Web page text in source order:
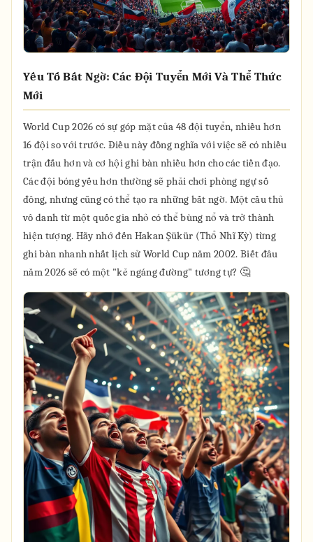
Yếu Tố Bất Ngờ: Các Đội Tuyển Mới Và Thể Thức
Mới
World Cup 2026 có sự góp mặt của 48 đội tuyển, nhiều hơn
16 đội so với trước. Điều này đồng nghĩa với việc sẽ có nhiều
trận đấu hơn và cơ hội ghi bàn nhiều hơn cho các tiền đạo.
Các đội bóng yếu hơn thường sẽ phải chơi phòng ngự số
đông, nhưng cũng có thể tạo ra những bất ngờ. Một cầu thủ
vô danh từ một quốc gia nhỏ có thể bùng nổ và trở thành
hiện tượng. Hãy nhớ đến Hakan Şükür (Thổ Nhĩ Kỳ) từng
ghi bàn nhanh nhất lịch sử World Cup năm 2002. Biết đâu
năm 2026 sẽ có một "kẻ ngáng đường" tương tự? 🤔